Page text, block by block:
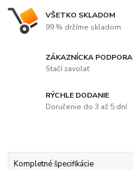
VŠETKO SKLADOM
99 % držíme skladom
ZÁKAZNÍCKA PODPORA
Stačí zavolať
RÝCHLE DODANIE
Doručenie do 3 až 5 dní
Kompletné špecifikácie